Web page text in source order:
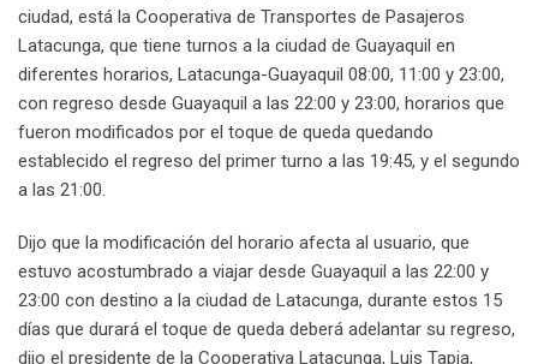
ciudad, está la Cooperativa de Transportes de Pasajeros
Latacunga, que tiene turnos a la ciudad de Guayaquil en
diferentes horarios, Latacunga-Guayaquil 08:00, 11:00 y 23:00,
con regreso desde Guayaquil a las 22:00 y 23:00, horarios que
fueron modificados por el toque de queda quedando
establecido el regreso del primer turno a las 19:45, y el segundo
a las 21:00.
Dijo que la modificación del horario afecta al usuario, que
estuvo acostumbrado a viajar desde Guayaquil a las 22:00 y
23:00 con destino a la ciudad de Latacunga, durante estos 15
días que durará el toque de queda deberá adelantar su regreso,
dijo el presidente de la Cooperativa Latacunga, Luis Tapia,